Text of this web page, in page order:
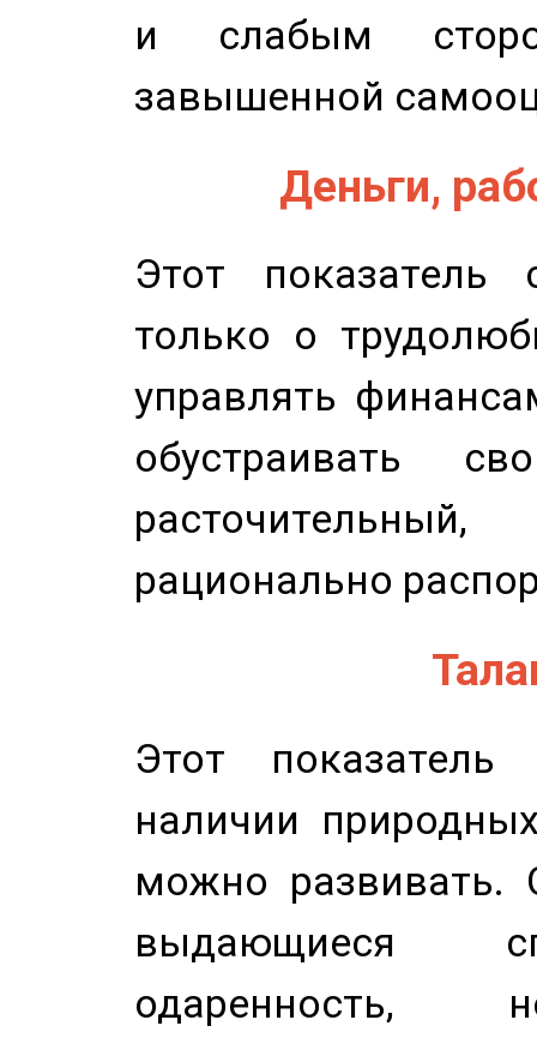
и слабым
завышенной
Деньги,
Этот показатель
только о
управлять
обустраивать
рационально
Этот показатель
наличии
можно развивать.
выдающиеся
одаренность,